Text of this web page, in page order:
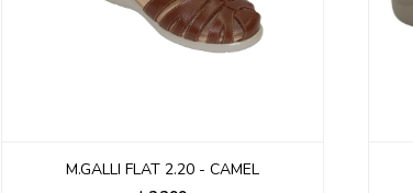
M.GALLI FLAT 2.20 - CAMEL